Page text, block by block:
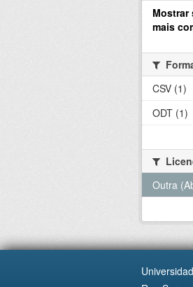
Mostrar
mais
CSV (1)
ODT (1)
Outra